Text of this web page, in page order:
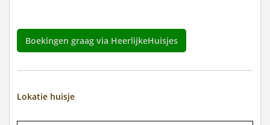
Boekingen graag via HeerlijkeHuisjes
Lokatie huisje